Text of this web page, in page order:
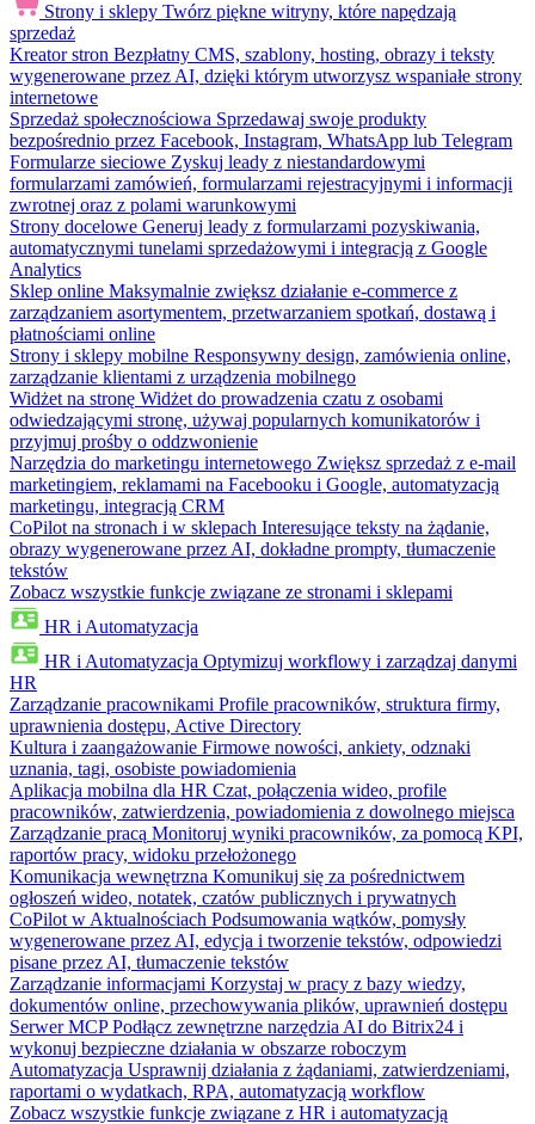
Strony i sklepy Twórz piękne witryny, które napędzają
sprzedaż
Kreator stron Bezpłatny CMS, szablony, hosting, obrazy i teksty
wygenerowane przez AI, dzięki którym utworzysz wspaniałe strony
internetowe
Sprzedaż społecznościowa Sprzedawaj swoje produkty
bezpośrednio przez Facebook, Instagram, WhatsApp lub Telegram
Formularze sieciowe Zyskuj leady z niestandardowymi
formularzami zamówień, formularzami rejestracyjnymi i informacji
zwrotnej oraz z polami warunkowymi
Strony docelowe Generuj leady z formularzami pozyskiwania,
automatycznymi tunelami sprzedażowymi i integracją z Google
Analytics
Sklep online Maksymalnie zwiększ działanie e-commerce z
zarządzaniem asortymentem, przetwarzaniem spotkań, dostawą i
płatnościami online
Strony i sklepy mobilne Responsywny design, zamówienia online,
zarządzanie klientami z urządzenia mobilnego
Widżet na stronę Widżet do prowadzenia czatu z osobami
odwiedzającymi stronę, używaj popularnych komunikatorów i
przyjmuj prośby o oddzwonienie
Narzędzia do marketingu internetowego Zwiększ sprzedaż z e-mail
marketingiem, reklamami na Facebooku i Google, automatyzacją
marketingu, integracją CRM
CoPilot na stronach i w sklepach Interesujące teksty na żądanie,
obrazy wygenerowane przez AI, dokładne prompty, tłumaczenie
tekstów
Zobacz wszystkie funkcje związane ze stronami i sklepami
HR i Automatyzacja
HR i Automatyzacja Optymizuj workflowy i zarządzaj danymi
HR
Zarządzanie pracownikami Profile pracowników, struktura firmy,
uprawnienia dostępu, Active Directory
Kultura i zaangażowanie Firmowe nowości, ankiety, odznaki
uznania, tagi, osobiste powiadomienia
Aplikacja mobilna dla HR Czat, połączenia wideo, profile
pracowników, zatwierdzenia, powiadomienia z dowolnego miejsca
Zarządzanie pracą Monitoruj wyniki pracowników, za pomocą KPI,
raportów pracy, widoku przełożonego
Komunikacja wewnętrzna Komunikuj się za pośrednictwem
ogłoszeń wideo, notatek, czatów publicznych i prywatnych
CoPilot w Aktualnościach Podsumowania wątków, pomysły
wygenerowane przez AI, edycja i tworzenie tekstów, odpowiedzi
pisane przez AI, tłumaczenie tekstów
Zarządzanie informacjami Korzystaj w pracy z bazy wiedzy,
dokumentów online, przechowywania plików, uprawnień dostępu
Serwer MCP Podłącz zewnętrzne narzędzia AI do Bitrix24 i
wykonuj bezpieczne działania w obszarze roboczym
Automatyzacja Usprawnij działania z żądaniami, zatwierdzeniami,
raportami o wydatkach, RPA, automatyzacją workflow
Zobacz wszystkie funkcje związane z HR i automatyzacją